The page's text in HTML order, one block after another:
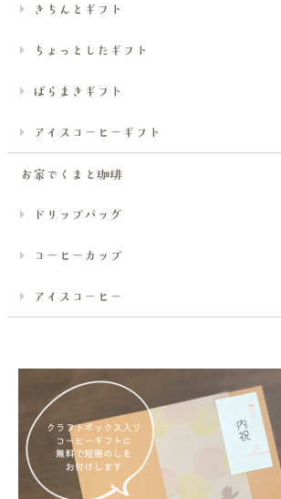
きちんとギフト
ちょっとしたギフト
ばらまきギフト
アイスコーヒーギフト
お家でくまと珈琲
ドリップバッグ
コーヒーカップ
アイスコーヒー